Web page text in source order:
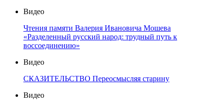
Видео
Чтения памяти Валерия Ивановича Мошева
«Разделенный русский народ: трудный путь к
воссоединению»
Видео
СКАЗИТЕЛЬСТВО Переосмысляя старину
Видео